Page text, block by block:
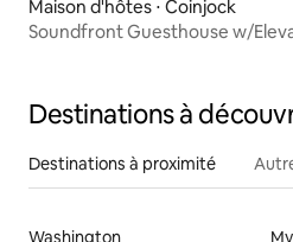
Maison d'hôtes ⋅ Coinjock
Soundfront Guesthouse w/
Destinations à
Destinations à proximité
Washington